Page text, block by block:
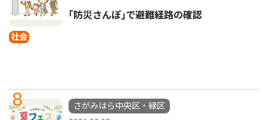
社会
｢防災さんぽ｣で避難経路の確認
8
さがみはら中央区・緑区